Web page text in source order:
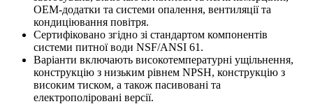
OEM-додатки та системи опалення, вентиляції та
кондиціювання повітря.
Сертифіковано згідно зі стандартом компонентів
системи питної води NSF/ANSI 61.
Варіанти включають високотемпературні ущільнення,
конструкцію з низьким рівнем NPSH, конструкцію з
високим тиском, а також пасивовані та
електрополіровані версії.